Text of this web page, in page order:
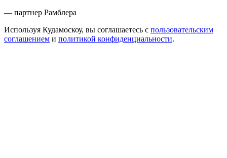
— партнер Рамблера
Используя Кудамоскоу, вы соглашаетесь с пользовательским
соглашением и политикой конфиденциальности.